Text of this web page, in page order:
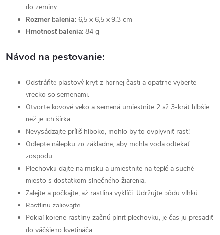
do zeminy.
Rozmer balenia: 6,5 x 6,5 x 9,3 cm
Hmotnosť balenia: 84 g
Návod na pestovanie:
Odstráňte plastový kryt z hornej časti a opatrne vyberte
vrecko so semenami.
Otvorte kovové veko a semená umiestnite 2 až 3-krát hlbšie
než je ich šírka.
Nevysádzajte príliš hlboko, mohlo by to ovplyvniť rast!
Odlepte nálepku zo základne, aby mohla voda odtekať
zospodu.
Plechovku dajte na misku a umiestnite na teplé a suché
miesto s dostatkom slnečného žiarenia.
Zalejte a počkajte, až rastlina vyklíči. Udržujte pôdu vlhkú.
Rastlinu zalievajte.
Pokiaľ korene rastliny začnú plniť plechovku, je čas ju presadiť
do väčšieho kvetináča.